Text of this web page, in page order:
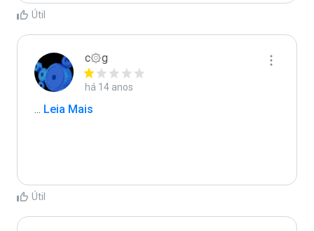
Útil
c۞g
há 14 anos
... Leia Mais
Útil